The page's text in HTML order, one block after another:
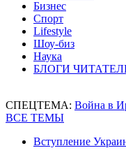
Бизнес
Спорт
Lifestyle
Шоу-биз
Наука
БЛОГИ
СПЕЦТЕМА: Война в
ВСЕ ТЕМЫ
Вступление